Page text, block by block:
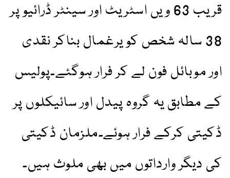
قریب 63 ویں اسٹریٹ اور سینٹر ڈرائیو پر
38 سالہ شخص کو یرغمال بناکر نقدی
اور موبائل فون لے کر فرار ہوگئے۔پولیس
کے مطابق یہ گروہ پیدل اور سائیکلوں پر
ڈکیتی کرکے فرار ہوئے۔ملزمان ڈکیتی
کی دیگر وارداتوں میں بھی ملوث ہیں۔